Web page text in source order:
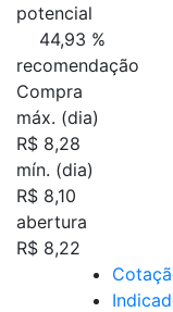
potencial
44,93 %
recomendação
Compra
máx. (dia)
R$ 8,28
mín. (dia)
R$ 8,10
abertura
R$ 8,22